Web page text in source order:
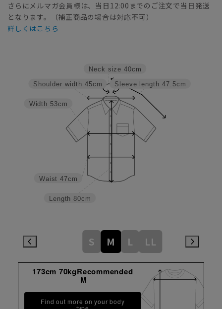
さらにメルマガ会員様は、当日12:00までのご注文で当日発送
となります。（補正商品の場合は対応不可）
詳しくはこちら
Sleeve length 47.5cm
Neck size 40cm
Length 80cm
Waist 47cm
Width 53cm
Shoulder width 45cm
S M L LL
173cm 70kgRecommended
M
Find out more on your body